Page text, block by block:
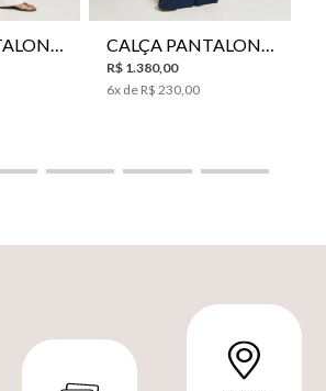
CALÇA PANTALONA LE LIS HORI FEMININA CALÇA PANTALONA LE LIS SAKURA II FEMININA
R$ 1.380,00
6x de R$ 230,00